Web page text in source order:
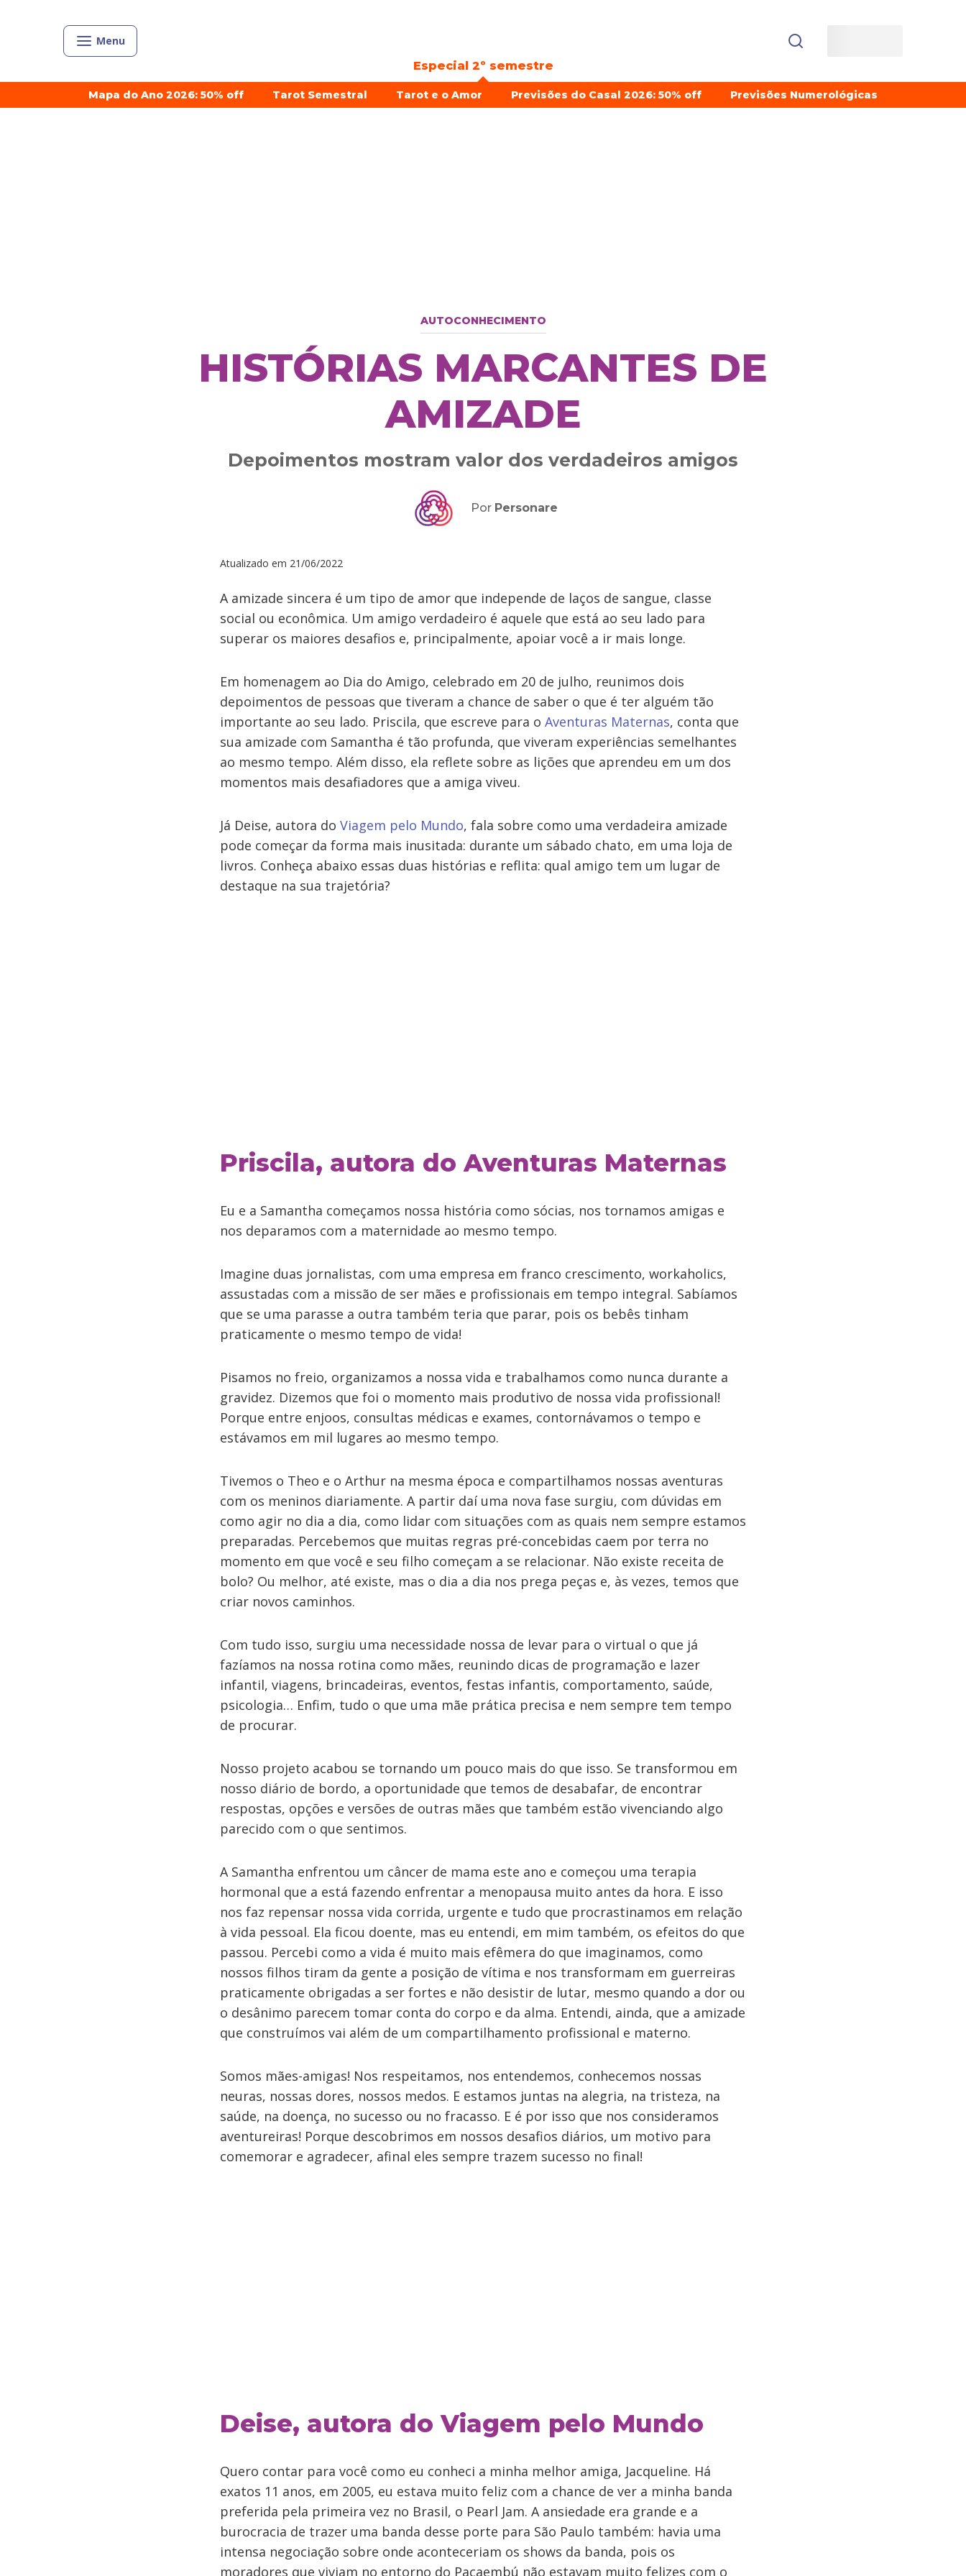
Menu
Especial 2º semestre
Mapa do Ano 2026: 50% off Tarot Semestral Tarot e o Amor Previsões do Casal 2026: 50% off Previsões Numerológicas
AUTOCONHECIMENTO
HISTÓRIAS MARCANTES DE
AMIZADE
Depoimentos mostram valor dos verdadeiros amigos
Por Personare
Atualizado em 21/06/2022
A amizade sincera é um tipo de amor que independe de laços de sangue, classe
social ou econômica. Um amigo verdadeiro é aquele que está ao seu lado para
superar os maiores desafios e, principalmente, apoiar você a ir mais longe.
Em homenagem ao Dia do Amigo, celebrado em 20 de julho, reunimos dois
depoimentos de pessoas que tiveram a chance de saber o que é ter alguém tão
importante ao seu lado. Priscila, que escreve para o Aventuras Maternas, conta que
sua amizade com Samantha é tão profunda, que viveram experiências semelhantes
ao mesmo tempo. Além disso, ela reflete sobre as lições que aprendeu em um dos
momentos mais desafiadores que a amiga viveu.
Já Deise, autora do Viagem pelo Mundo, fala sobre como uma verdadeira amizade
pode começar da forma mais inusitada: durante um sábado chato, em uma loja de
livros. Conheça abaixo essas duas histórias e reflita: qual amigo tem um lugar de
destaque na sua trajetória?
Priscila, autora do Aventuras Maternas
Eu e a Samantha começamos nossa história como sócias, nos tornamos amigas e
nos deparamos com a maternidade ao mesmo tempo.
Imagine duas jornalistas, com uma empresa em franco crescimento, workaholics,
assustadas com a missão de ser mães e profissionais em tempo integral. Sabíamos
que se uma parasse a outra também teria que parar, pois os bebês tinham
praticamente o mesmo tempo de vida!
Pisamos no freio, organizamos a nossa vida e trabalhamos como nunca durante a
gravidez. Dizemos que foi o momento mais produtivo de nossa vida profissional!
Porque entre enjoos, consultas médicas e exames, contornávamos o tempo e
estávamos em mil lugares ao mesmo tempo.
Tivemos o Theo e o Arthur na mesma época e compartilhamos nossas aventuras
com os meninos diariamente. A partir daí uma nova fase surgiu, com dúvidas em
como agir no dia a dia, como lidar com situações com as quais nem sempre estamos
preparadas. Percebemos que muitas regras pré-concebidas caem por terra no
momento em que você e seu filho começam a se relacionar. Não existe receita de
bolo? Ou melhor, até existe, mas o dia a dia nos prega peças e, às vezes, temos que
criar novos caminhos.
Com tudo isso, surgiu uma necessidade nossa de levar para o virtual o que já
fazíamos na nossa rotina como mães, reunindo dicas de programação e lazer
infantil, viagens, brincadeiras, eventos, festas infantis, comportamento, saúde,
psicologia… Enfim, tudo o que uma mãe prática precisa e nem sempre tem tempo
de procurar.
Nosso projeto acabou se tornando um pouco mais do que isso. Se transformou em
nosso diário de bordo, a oportunidade que temos de desabafar, de encontrar
respostas, opções e versões de outras mães que também estão vivenciando algo
parecido com o que sentimos.
A Samantha enfrentou um câncer de mama este ano e começou uma terapia
hormonal que a está fazendo enfrentar a menopausa muito antes da hora. E isso
nos faz repensar nossa vida corrida, urgente e tudo que procrastinamos em relação
à vida pessoal. Ela ficou doente, mas eu entendi, em mim também, os efeitos do que
passou. Percebi como a vida é muito mais efêmera do que imaginamos, como
nossos filhos tiram da gente a posição de vítima e nos transformam em guerreiras
praticamente obrigadas a ser fortes e não desistir de lutar, mesmo quando a dor ou
o desânimo parecem tomar conta do corpo e da alma. Entendi, ainda, que a amizade
que construímos vai além de um compartilhamento profissional e materno.
Somos mães-amigas! Nos respeitamos, nos entendemos, conhecemos nossas
neuras, nossas dores, nossos medos. E estamos juntas na alegria, na tristeza, na
saúde, na doença, no sucesso ou no fracasso. E é por isso que nos consideramos
aventureiras! Porque descobrimos em nossos desafios diários, um motivo para
comemorar e agradecer, afinal eles sempre trazem sucesso no final!
Deise, autora do Viagem pelo Mundo
Quero contar para você como eu conheci a minha melhor amiga, Jacqueline. Há
exatos 11 anos, em 2005, eu estava muito feliz com a chance de ver a minha banda
preferida pela primeira vez no Brasil, o Pearl Jam. A ansiedade era grande e a
burocracia de trazer uma banda desse porte para São Paulo também: havia uma
intensa negociação sobre onde aconteceriam os shows da banda, pois os
moradores que viviam no entorno do Pacaembú não estavam muito felizes com o